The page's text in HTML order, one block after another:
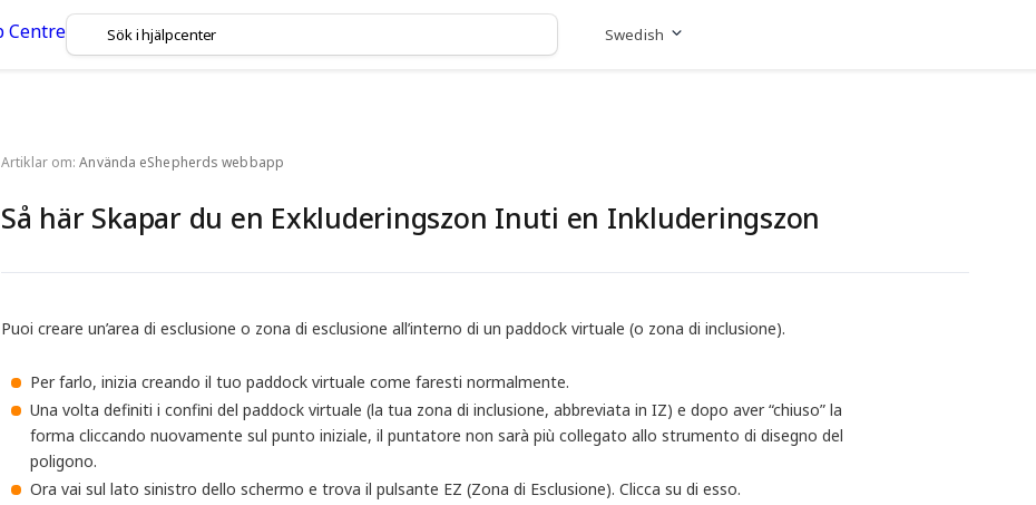
Swedish
Artiklar om: Använda eShepherds webbapp
Så här Skapar du en Exkluderingszon Inuti en Inkluderingszon
Puoi creare un’area di esclusione o zona di esclusione all’interno di un paddock virtuale (o zona di inclusione).
Per farlo, inizia creando il tuo paddock virtuale come faresti normalmente.
Una volta definiti i confini del paddock virtuale (la tua zona di inclusione, abbreviata in IZ) e dopo aver “chiuso” la
forma cliccando nuovamente sul punto iniziale, il puntatore non sarà più collegato allo strumento di disegno del
poligono.
Ora vai sul lato sinistro dello schermo e trova il pulsante EZ (Zona di Esclusione). Clicca su di esso.